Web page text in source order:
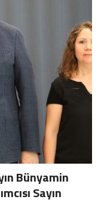
Bünyamin
Sayın